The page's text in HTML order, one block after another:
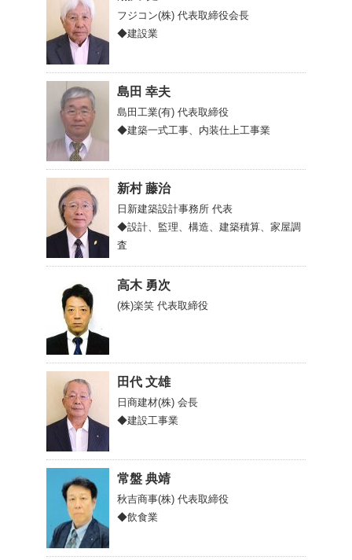
フジコン(株) 代表取締役会長
◆建設業
島田 幸夫
島田工業(有) 代表取締役
◆建築一式工事、内装仕上工事業
新村 藤治
日新建築設計事務所 代表
◆設計、監理、構造、建築積算、家屋調
査
高木 勇次
(株)楽笑 代表取締役
田代 文雄
日商建材(株) 会長
◆建設工事業
常盤 典靖
秋吉商事(株) 代表取締役
◆飲食業